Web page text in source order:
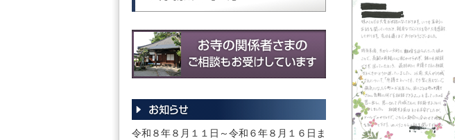
令和８年８月１１日～令和６年８月１６日ま